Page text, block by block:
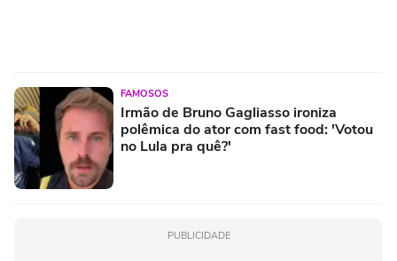
FAMOSOS
Irmão de Bruno Gagliasso ironiza
polêmica do ator com fast food: 'Votou
no Lula pra quê?'
PUBLICIDADE